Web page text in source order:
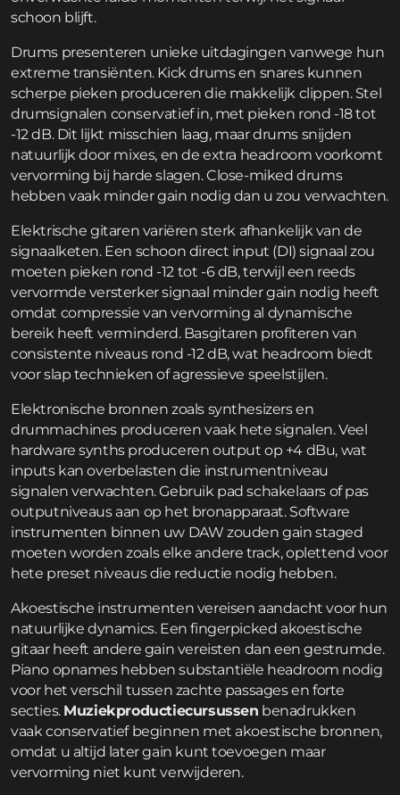
schoon blijft.
Drums presenteren unieke uitdagingen vanwege hun
extreme transiënten. Kick drums en snares kunnen
scherpe pieken produceren die makkelijk clippen. Stel
drumsignalen conservatief in, met pieken rond -18 tot
-12 dB. Dit lijkt misschien laag, maar drums snijden
natuurlijk door mixes, en de extra headroom voorkomt
vervorming bij harde slagen. Close-miked drums
hebben vaak minder gain nodig dan u zou verwachten.
Elektrische gitaren variëren sterk afhankelijk van de
signaalketen. Een schoon direct input (DI) signaal zou
moeten pieken rond -12 tot -6 dB, terwijl een reeds
vervormde versterker signaal minder gain nodig heeft
omdat compressie van vervorming al dynamische
bereik heeft verminderd. Basgitaren profiteren van
consistente niveaus rond -12 dB, wat headroom biedt
voor slap technieken of agressieve speelstijlen.
Elektronische bronnen zoals synthesizers en
drummachines produceren vaak hete signalen. Veel
hardware synths produceren output op +4 dBu, wat
inputs kan overbelasten die instrumentniveau
signalen verwachten. Gebruik pad schakelaars of pas
outputniveaus aan op het bronapparaat. Software
instrumenten binnen uw DAW zouden gain staged
moeten worden zoals elke andere track, oplettend voor
hete preset niveaus die reductie nodig hebben.
Akoestische instrumenten vereisen aandacht voor hun
natuurlijke dynamics. Een fingerpicked akoestische
gitaar heeft andere gain vereisten dan een gestrumde.
Piano opnames hebben substantiële headroom nodig
voor het verschil tussen zachte passages en forte
secties. Muziekproductiecursussen benadrukken
vaak conservatief beginnen met akoestische bronnen,
omdat u altijd later gain kunt toevoegen maar
vervorming niet kunt verwijderen.